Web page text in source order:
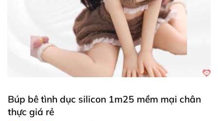
Búp bê tình dục silicon 1m25 mềm mại chân
thực giá rẻ